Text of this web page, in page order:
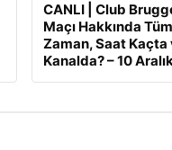
CANLI | Club
Maçı Hakkında
Zaman, Saat Kaçta
Kanalda? – 10